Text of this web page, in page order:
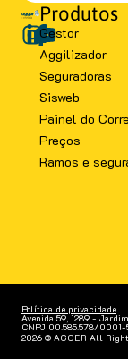
Produtos
Gestor
Aggilizador
Seguradoras
Sisweb
Painel do
Preços
Ramos e
Política de privacidade
Avenida 59, 1289 -
CNPJ 00.585.578/0001-
2026 © AGGER All